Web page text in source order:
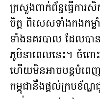
ក្រសួងពាក់ព័ន្ធធ្វើក
ចិត្ត ពិសេសទាំងកងកម្
ទាំងនគរបាល ដែលប
ភូមិនាពេលនេះ។ ចំ
ហើយមិនអាចបន្តបំពេញភ
កម្ពុជានឹងផ្តល់ក្របខ័ណ្